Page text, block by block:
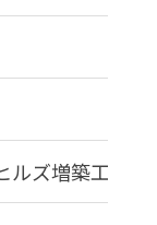
ズ増築工事